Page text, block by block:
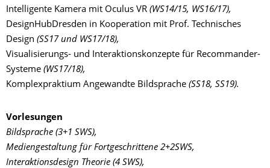
Intelligente Kamera mit Oculus VR (WS14/15, WS16/17),
DesignHubDresden in Kooperation mit Prof. Technisches
Design (SS17 und WS17/18),
Visualisierungs- und Interaktionskonzepte für Recommander-
Systeme (WS17/18),
Komplexpraktium Angewandte Bildsprache (SS18, SS19).
Vorlesungen
Bildsprache (3+1 SWS),
Mediengestaltung für Fortgeschrittene 2+2SWS,
Interaktionsdesign Theorie (4 SWS),